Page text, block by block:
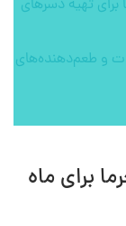
تهیه دسرهای
و طعم‌دهنده‌های
خرما برای ماه